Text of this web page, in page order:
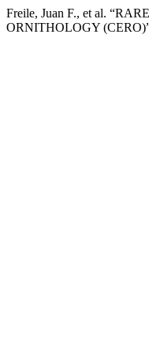
Freile, Juan F., et al.
ORNITHOLOGY